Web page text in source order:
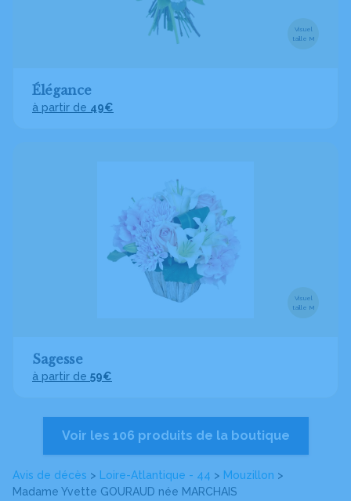
Avis de décès > Loire-Atlantique - 44 > Mouzillon >
Madame Yvette GOURAUD née MARCHAIS
Visuel
taille M
Élégance
à partir de 49€
Visuel
taille M
Sagesse
à partir de 59€
Voir les 106 produits de la boutique